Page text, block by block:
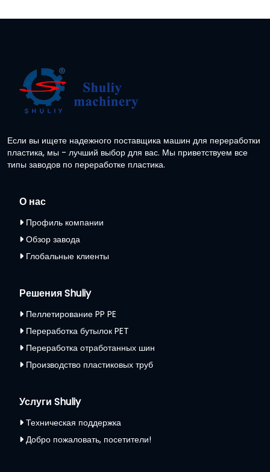
Если вы ищете надежного поставщика машин для переработки
пластика, мы - лучший выбор для вас. Мы приветствуем все
типы заводов по переработке пластика.
О нас
Профиль компании
Обзор завода
Глобальные клиенты
Решения Shuliy
Пеллетирование PP PE
Переработка бутылок PET
Переработка отработанных шин
Производство пластиковых труб
Услуги Shuliy
Техническая поддержка
Добро пожаловать, посетители!